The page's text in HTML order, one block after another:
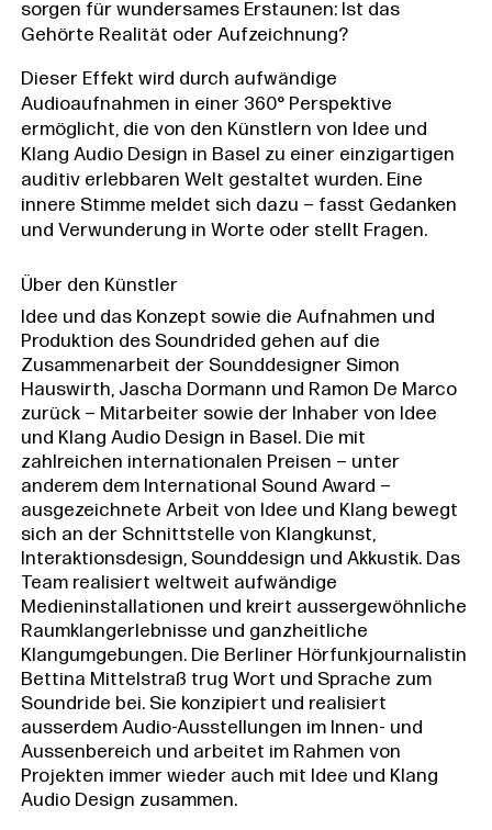
sorgen für wundersames Erstaunen: Ist das
Gehörte Realität oder Aufzeichnung?
Dieser Effekt wird durch aufwändige
Audioaufnahmen in einer 360° Perspektive
ermöglicht, die von den Künstlern von Idee und
Klang Audio Design in Basel zu einer einzigartigen
auditiv erlebbaren Welt gestaltet wurden. Eine
innere Stimme meldet sich dazu – fasst Gedanken
und Verwunderung in Worte oder stellt Fragen.
Über den Künstler
Idee und das Konzept sowie die Aufnahmen und
Produktion des Soundrided gehen auf die
Zusammenarbeit der Sounddesigner Simon
Hauswirth, Jascha Dormann und Ramon De Marco
zurück – Mitarbeiter sowie der Inhaber von Idee
und Klang Audio Design in Basel. Die mit
zahlreichen internationalen Preisen – unter
anderem dem International Sound Award –
ausgezeichnete Arbeit von Idee und Klang bewegt
sich an der Schnittstelle von Klangkunst,
Interaktionsdesign, Sounddesign und Akkustik. Das
Team realisiert weltweit aufwändige
Medieninstallationen und kreirt aussergewöhnliche
Raumklangerlebnisse und ganzheitliche
Klangumgebungen. Die Berliner Hörfunkjournalistin
Bettina Mittelstraß trug Wort und Sprache zum
Soundride bei. Sie konzipiert und realisiert
ausserdem Audio-Ausstellungen im Innen- und
Aussenbereich und arbeitet im Rahmen von
Projekten immer wieder auch mit Idee und Klang
Audio Design zusammen.